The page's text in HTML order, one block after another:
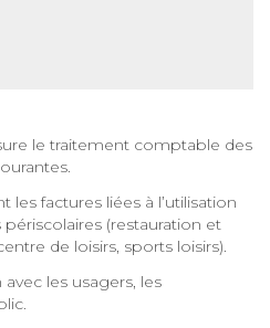
le traitement comptable des
les factures liées à l’utilisation
(restauration et
de loisirs, sports loisirs).
les usagers, les